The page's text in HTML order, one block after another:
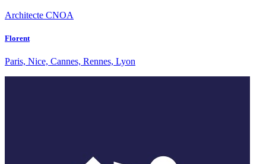
Architecte CNOA
Florent
Paris, Nice, Cannes, Rennes, Lyon